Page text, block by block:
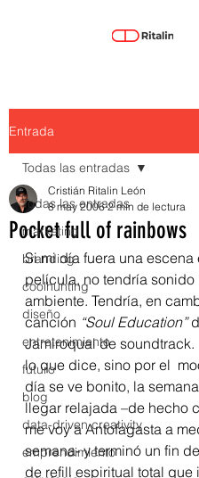
Entrada
Todas las entradas
marketing
branding
coolhunting
diseño
entretenimiento
futuro
blog
data-driven creativity
emprendimiento
Todas las entradas
Pocket full of rainbows
Cristián Ritalin León
8 may 2006 2 min de lectura
Si mi día fuera una escena
película, no tendría sonido
ambiente. Tendría, en
canción “Soul Education”
Jamiroquai de soundtrack.
lo que dice, sino por el
día se ve bonito, la
llegar relajada –de hecho
me voy a Antofagasta a
semana- y terminó un fin
de refill espiritual total que